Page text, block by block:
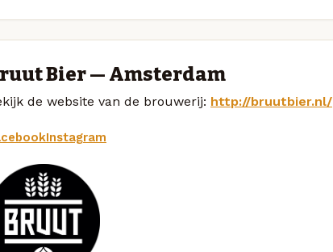
Bier — Amsterdam
de website van de brouwerij: http://bruutbier.nl/
Instagram